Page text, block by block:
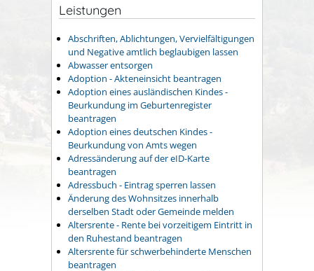
Leistungen
Abschriften, Ablichtungen, Vervielfältigungen
und Negative amtlich beglaubigen lassen
Abwasser entsorgen
Adoption - Akteneinsicht beantragen
Adoption eines ausländischen Kindes -
Beurkundung im Geburtenregister
beantragen
Adoption eines deutschen Kindes -
Beurkundung von Amts wegen
Adressänderung auf der eID-Karte
beantragen
Adressbuch - Eintrag sperren lassen
Änderung des Wohnsitzes innerhalb
derselben Stadt oder Gemeinde melden
Altersrente - Rente bei vorzeitigem Eintritt in
den Ruhestand beantragen
Altersrente für schwerbehinderte Menschen
beantragen